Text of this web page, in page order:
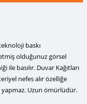
baskı
olduğunuz görsel
basılır. Duvar Kağıtları
nefes alır özelliğe
Uzun ömürlüdür.